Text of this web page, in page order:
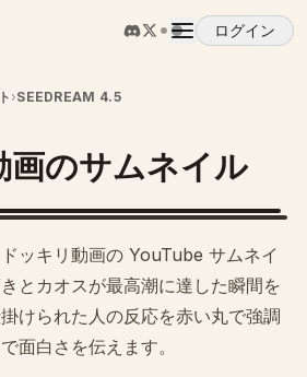
ログイン
›SEEDREAM 4.5
画のサムネイル
ッキリ動画の YouTube サムネイ
とカオスが最高潮に達した瞬間を
けられた人の反応を赤い丸で強調
面白さを伝えます。